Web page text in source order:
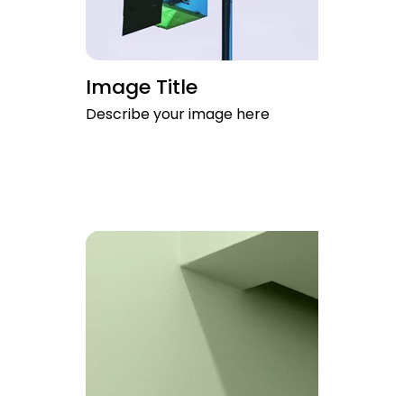
Image Title
Describe your image here